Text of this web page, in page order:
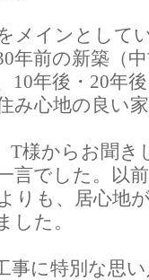
メインとして
年前の新築（
10年後・20年
み心地の良い
T様からお聞
言でした。以
りも、居心地
した。
事に特別な思